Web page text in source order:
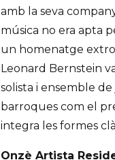
amb la seva
música no era apta
un homenatge
Leonard Bernstein
solista i ensemble
barroques com el
integra les formes
Onzè Artista